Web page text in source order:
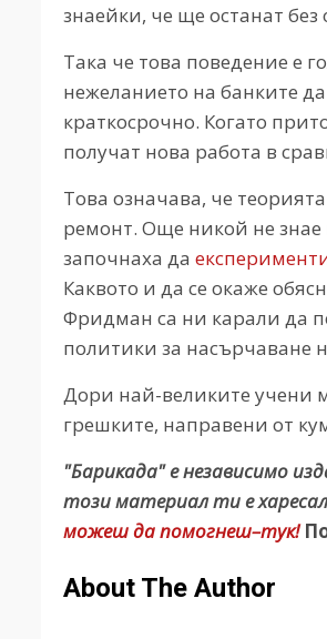
знаейки, че ще останат
Така че това поведение е
нежеланието на банките
краткосрочно. Когато
получат нова работа в
Това означава, че
ремонт. Още никой не знае
започнаха да
Каквото и да се окаже
Фридман са ни карали да
политики за насърчаване
Дори най-великите учени
грешките, направени от
"Барикада" е независимо
този материал ти е
можеш да помогнеш–тук!
About The Author